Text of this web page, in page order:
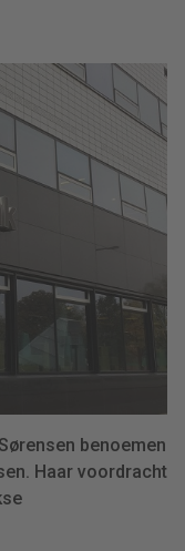
benoemen
Haar voordracht